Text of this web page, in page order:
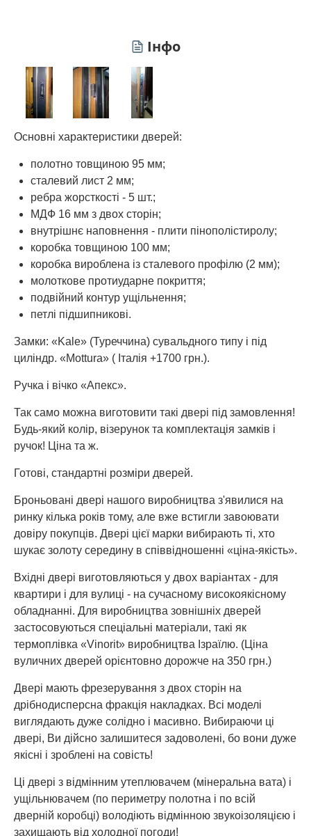
Інфо
Основні характеристики дверей:
полотно товщиною 95 мм;
сталевий лист 2 мм;
ребра жорсткості - 5 шт.;
МДФ 16 мм з двох сторін;
внутрішнє наповнення - плити пінополістиролу;
коробка товщиною 100 мм;
коробка вироблена із сталевого профілю (2 мм);
молоткове протиударне покриття;
подвійний контур ущільнення;
петлі підшипникові.
Замки: «Kale» (Туреччина) сувальдного типу і під
циліндр. «Mottura» ( Італія +1700 грн.).
Ручка і вічко «Апекс».
Так само можна виготовити такі двері під замовлення!
Будь-який колір, візерунок та комплектація замків і
ручок! Ціна та ж.
Готові, стандартні розміри дверей.
Броньовані двері нашого виробництва з'явилися на
ринку кілька років тому, але вже встигли завоювати
довіру покупців. Двері цієї марки вибирають ті, хто
шукає золоту середину в співвідношенні «ціна-якість».
Вхідні двері виготовляються у двох варіантах - для
квартири і для вулиці - на сучасному високоякісному
обладнанні. Для виробництва зовнішніх дверей
застосовуються спеціальні матеріали, такі як
термоплівка «Vinorit» виробництва Ізраїлю. (Ціна
вуличних дверей орієнтовно дорожче на 350 грн.)
Двері мають фрезерування з двох сторін на
дрібнодисперсна фракція накладках. Всі моделі
виглядають дуже солідно і масивно. Вибираючи ці
двері, Ви дійсно залишитеся задоволені, бо вони дуже
якісні і зроблені на совість!
Ці двері з відмінним утеплювачем (мінеральна вата) і
ущільнювачем (по периметру полотна і по всій
дверній коробці) володіють відмінною звукоізоляцією і
захищають від холодної погоди!